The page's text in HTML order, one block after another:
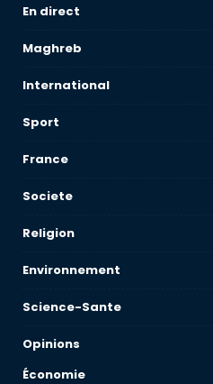
En direct
Maghreb
International
Sport
France
Societe
Religion
Environnement
Science-Sante
Opinions
Économie